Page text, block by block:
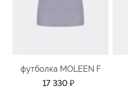
футболка MOLEEN F
17 330 ₽